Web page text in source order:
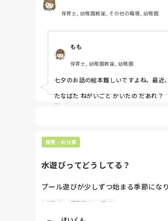
なにかオススメの絵本や紙芝居はない
保育士, 幼稚園教諭, その他の職種, 幼稚園
もも
保育士, 幼稚園教諭, 幼稚園
七夕のお話の絵本難しいですよね。最近
たなばた ねがいごと かいたの だあれ？
七夕飾りたちが、星の王様のところに
保育・お仕事
水遊びってどうしてる？
プール遊びが少しずつ始まる季節にな
水遊び 運動遊び 遊び